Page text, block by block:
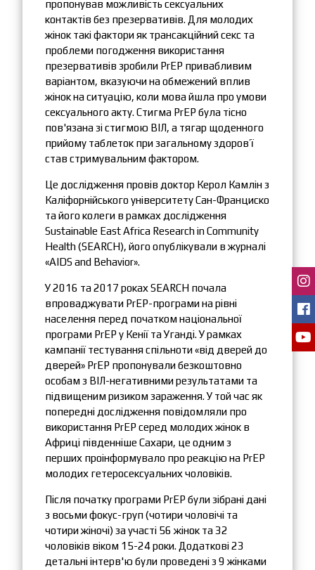
пропонував можливість сексуальних
контактів без презервативів. Для молодих
жінок такі фактори як трансакційний секс та
проблеми погодження використання
презервативів зробили PrEP привабливим
варіантом, вказуючи на обмежений вплив
жінок на ситуацію, коли мова йшла про умови
сексуального акту. Стигма PrEP була тісно
пов'язана зі стигмою ВІЛ, а тягар щоденного
прийому таблеток при загальному здоров’ї
став стримувальним фактором.
Це дослідження провів доктор Керол Камлін з
Каліфорнійського університету Сан-Франциско
та його колеги в рамках дослідження
Sustainable East Africa Research in Community
Health (SEARCH), його опублікували в журналі
«AIDS and Behavior».
У 2016 та 2017 роках SEARCH почала
впроваджувати PrEP-програми на рівні
населення перед початком національної
програми PrEP у Кенії та Уганді. У рамках
кампанії тестування спільноти «від дверей до
дверей» PrEP пропонували безкоштовно
особам з ВІЛ-негативними результатами та
підвищеним ризиком зараження. У той час як
попередні дослідження повідомляли про
використання PrEP серед молодих жінок в
Африці південніше Сахари, це одним з
перших проінформувало про реакцію на PrEP
молодих гетеросексуальних чоловіків.
Після початку програми PrEP були зібрані дані
з восьми фокус-груп (чотири чоловічі та
чотири жіночі) за участі 56 жінок та 32
чоловіків віком 15-24 роки. Додаткові 23
детальні інтерв'ю були проведені з 9 жінками